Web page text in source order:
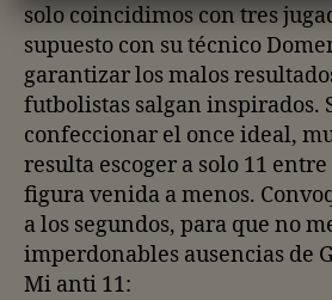
solo coincidimos con tres
supuesto con su técnico
garantizar los malos
futbolistas salgan inspirados.
confeccionar el once ideal,
resulta escoger a solo 11
figura venida a menos.
a los segundos, para que no
imperdonables ausencias de
Mi anti 11: